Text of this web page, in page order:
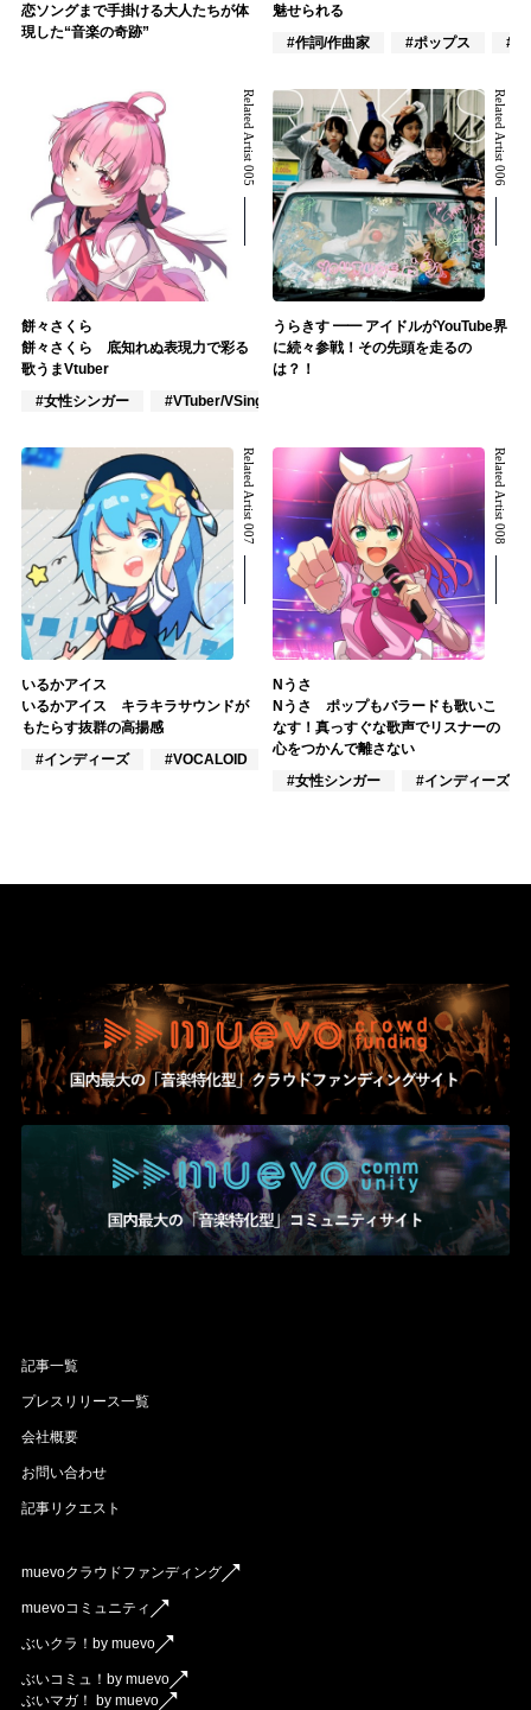
恋ソングまで手掛ける大人たちが体
現した“音楽の奇跡”
魅せられる
#作詞/作曲家
#ポップス #ア
Related Artist 005
餅々さくら
餅々さくら 底知れぬ表現力で彩る
歌うまVtuber
#女性シンガー
#VTuber/VSinger
Related Artist 006
うらきす ━━ アイドルがYouTube界
に続々参戦！その先頭を走るの
は？！
Related Artist 007
いるかアイス
いるかアイス キラキラサウンドが
もたらす抜群の高揚感
#インディーズ
#VOCALOID #作詞/作曲家
Related Artist 008
Nうさ
Nうさ ポップもバラードも歌いこ
なす！真っすぐな歌声でリスナーの
心をつかんで離さない
#女性シンガー
#インディーズ
記事一覧
プレスリリース一覧
会社概要
お問い合わせ
記事リクエスト
muevoクラウドファンディング
muevoコミュニティ
ぶいクラ！by muevo
ぶいコミュ！by muevo
ぶいマガ！ by muevo